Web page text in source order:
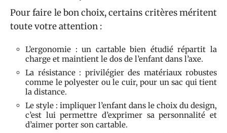
Pour faire le bon choix, certains critères méritent
toute votre attention :
L’ergonomie : un cartable bien étudié répartit la
charge et maintient le dos de l’enfant dans l’axe.
La résistance : privilégier des matériaux robustes
comme le polyester ou le cuir, pour un sac qui tient
la distance.
Le style : impliquer l’enfant dans le choix du design,
c’est lui permettre d’exprimer sa personnalité et
d’aimer porter son cartable.